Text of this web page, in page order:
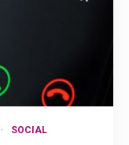
SOCIAL